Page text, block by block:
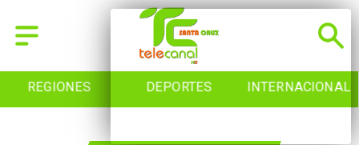
REGIONES DEPORTES INTERNACIONAL